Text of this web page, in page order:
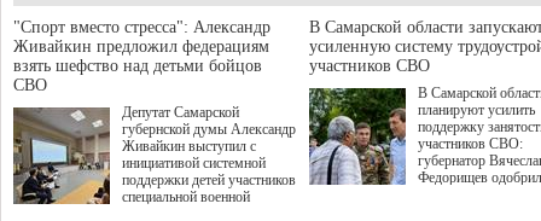
"Спорт вместо стресса": Александр
Живайкин предложил федерациям
взять шефство над детьми бойцов
СВО
Депутат Самарской
губернской думы Александр
Живайкин выступил с
инициативой системной
поддержки детей участников
специальной военной
В Самарской области
усиленную систему
участников СВО
В Самарской
планируют усилить
поддержку
участников СВО:
губернатор
Федорищев